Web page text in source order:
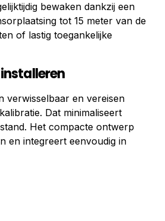
bewaken dankzij een
tot 15 meter van de
of lastig toegankelijke
verwisselbaar en vereisen
Dat minimaliseert
Het compacte ontwerp
en integreert eenvoudig in